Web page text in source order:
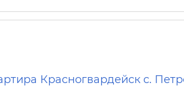
Красногвардейск с.